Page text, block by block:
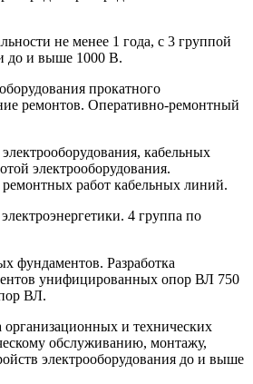
не менее 1 года, с 3 группой
до и выше 1000 В.
прокатного
ремонтов. Оперативно-ремонтный
кабельных
электрооборудования.
работ кабельных линий.
4 группа по
фундаментов. Разработка
унифицированных опор ВЛ 750
ВЛ.
и технических
обслуживанию, монтажу,
электрооборудования до и выше